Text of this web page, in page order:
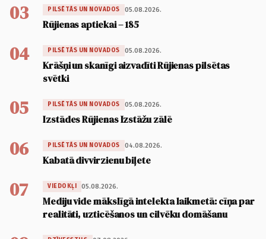
03 PILSĒTĀS UN NOVADOS 05.08.2026.
Rūjienas aptiekai – 185
04 PILSĒTĀS UN NOVADOS 05.08.2026.
Krāšņi un skanīgi aizvadīti Rūjienas pilsētas
svētki
05 PILSĒTĀS UN NOVADOS 05.08.2026.
Izstādes Rūjienas Izstāžu zālē
06 PILSĒTĀS UN NOVADOS 04.08.2026.
Kabatā divvirzienu biļete
07 VIEDOKĻI 05.08.2026.
Mediju vide mākslīgā intelekta laikmetā: cīņa par
realitāti, uzticēšanos un cilvēku domāšanu